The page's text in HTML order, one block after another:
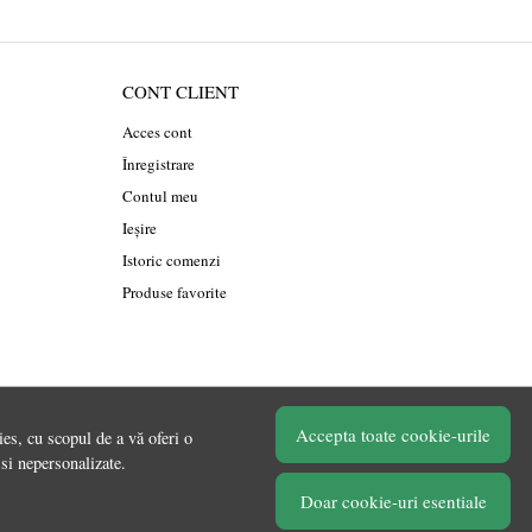
cu scopul de a vă oferi o
nepersonalizate.
Accepta toate cookie-urile
Doar cookie-uri esentiale
CONT CLIENT
Acces cont
Înregistrare
Contul meu
Ieșire
Istoric comenzi
Produse favorite
© Chilipirul Zilei 2026